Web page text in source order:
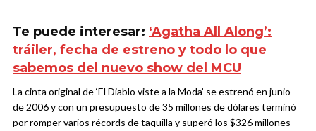
Te puede interesar: ‘Agatha All Along’:
tráiler, fecha de estreno y todo lo que
sabemos del nuevo show del MCU
La cinta original de ‘El Diablo viste a la Moda’ se estrenó en junio
de 2006 y con un presupuesto de 35 millones de dólares terminó
por romper varios récords de taquilla y superó los $326 millones